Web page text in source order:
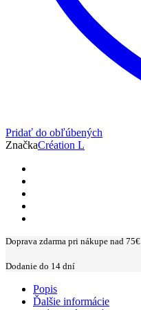
Pridať do obľúbených
ZnačkaCréation L
Doprava zdarma pri nákupe nad 75€
Dodanie do 14 dní
Popis
Ďalšie informácie